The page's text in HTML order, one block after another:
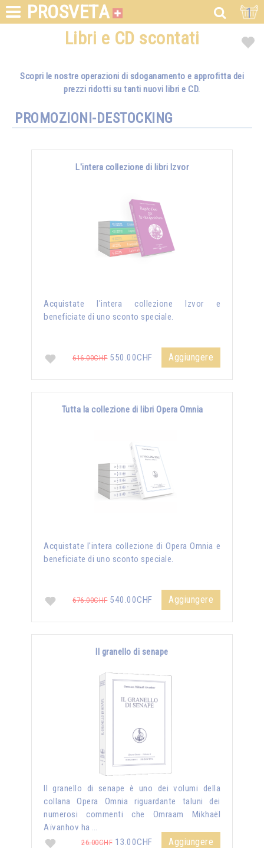
PROSVETA 1
Libri e CD scontati
Scopri le nostre operazioni di sdoganamento e approfitta dei
prezzi ridotti su tanti nuovi libri e CD.
PROMOZIONI-DESTOCKING
L'intera collezione di libri Izvor
Acquistate l'intera collezione Izvor e
beneficiate di uno sconto speciale.
616.00CHF550.00CHF Aggiungere
Tutta la collezione di libri Opera Omnia
Acquistate l'intera collezione di Opera Omnia e
beneficiate di uno sconto speciale.
676.00CHF540.00CHF Aggiungere
Il granello di senape
Il granello di senape è uno dei volumi della
collana Opera Omnia riguardante taluni dei
numerosi commenti che Omraam Mikhaël
Aïvanhov ha …
26.00CHF 13.00CHF Aggiungere